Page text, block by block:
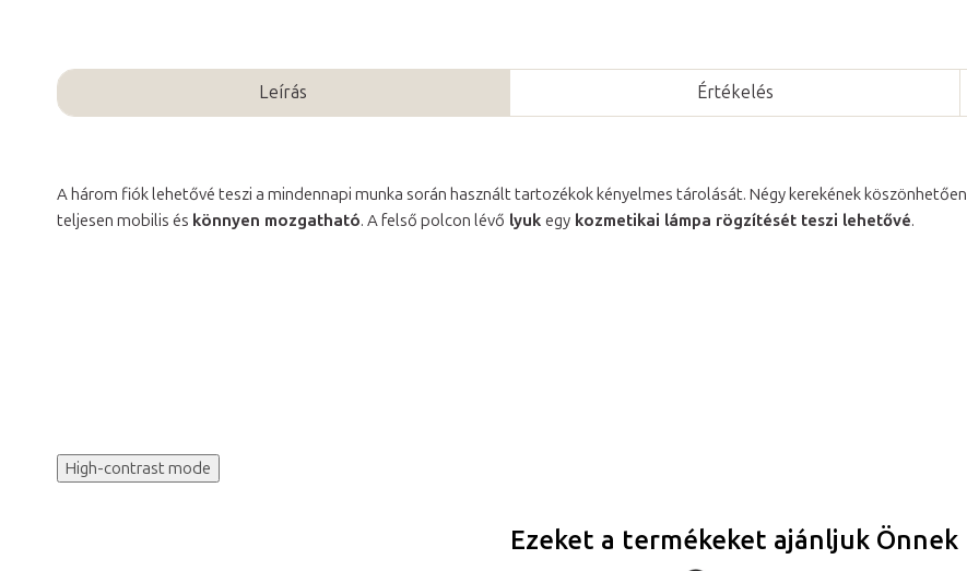
Leírás Értékelés
A három fiók lehetővé teszi a mindennapi munka során használt tartozékok kényelmes tárolását. Négy kerekének köszönhetően
teljesen mobilis és könnyen mozgatható. A felső polcon lévő lyuk egy kozmetikai lámpa rögzítését teszi lehetővé.
High-contrast mode
Ezeket a termékeket ajánljuk Önnek